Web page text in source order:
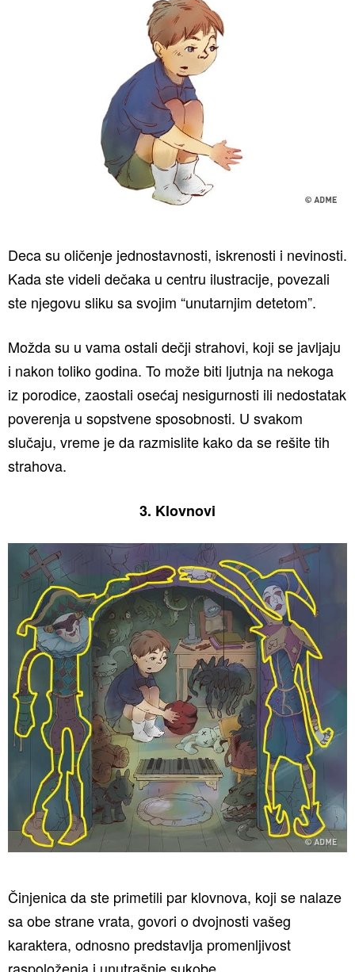
Deca su oličenje jednostavnosti, iskrenosti i nevinosti.
Kada ste videli dečaka u centru ilustracije, povezali
ste njegovu sliku sa svojim “unutarnjim detetom”.
Možda su u vama ostali dečji strahovi, koji se javljaju
i nakon toliko godina. To može biti ljutnja na nekoga
iz porodice, zaostali osećaj nesigurnosti ili nedostatak
poverenja u sopstvene sposobnosti. U svakom
slučaju, vreme je da razmislite kako da se rešite tih
strahova.
3. Klovnovi
Činjenica da ste primetili par klovnova, koji se nalaze
sa obe strane vrata, govori o dvojnosti vašeg
karaktera, odnosno predstavlja promenljivost